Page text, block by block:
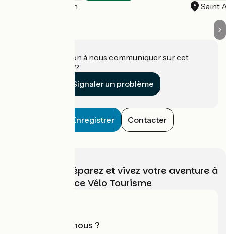
Saint-Marcellin Saint
Une information à nous communiquer sur cet
établissement ?
Signaler un problème
Enregistrer Contacter
Choisissez, préparez et vivez votre aventure à
vélo avec France Vélo Tourisme
Qui sommes-nous ?